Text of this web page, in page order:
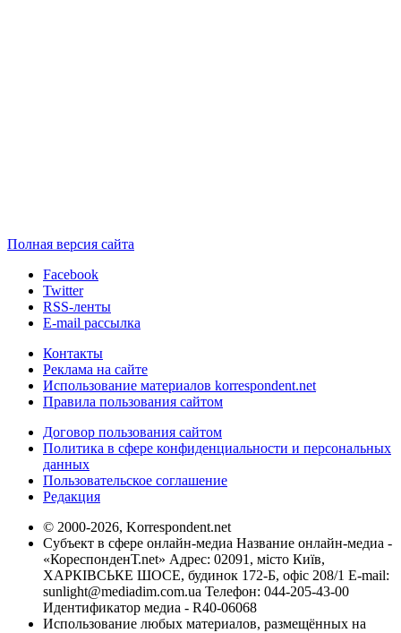
Полная версия сайта
Facebook
Twitter
RSS-ленты
E-mail рассылка
Контакты
Реклама на сайте
Использование материалов korrespondent.net
Правила пользования сайтом
Договор пользования сайтом
Политика в сфере конфиденциальности и персональных
данных
Пользовательское соглашение
Редакция
© 2000-2026, Korrespondent.net
Субъект в сфере онлайн-медиа Название онлайн-медиа -
«КореспонденТ.net» Адрес: 02091, місто Київ,
ХАРКІВСЬКЕ ШОСЕ, будинок 172-Б, офіс 208/1 E-mail:
sunlight@mediadim.com.ua Телефон: 044-205-43-00
Идентификатор медиа - R40-06068
Использование любых материалов, размещённых на